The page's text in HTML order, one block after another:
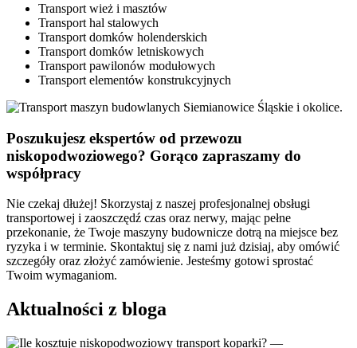
Transport wież i masztów
Transport hal stalowych
Transport domków holenderskich
Transport domków letniskowych
Transport pawilonów modułowych
Transport elementów konstrukcyjnych
Poszukujesz ekspertów od przewozu
niskopodwoziowego? Gorąco zapraszamy do
współpracy
Nie czekaj dłużej! Skorzystaj z naszej profesjonalnej obsługi
transportowej i zaoszczędź czas oraz nerwy, mając pełne
przekonanie, że Twoje maszyny budownicze dotrą na miejsce bez
ryzyka i w terminie. Skontaktuj się z nami już dzisiaj, aby omówić
szczegóły oraz złożyć zamówienie. Jesteśmy gotowi sprostać
Twoim wymaganiom.
Aktualności z bloga